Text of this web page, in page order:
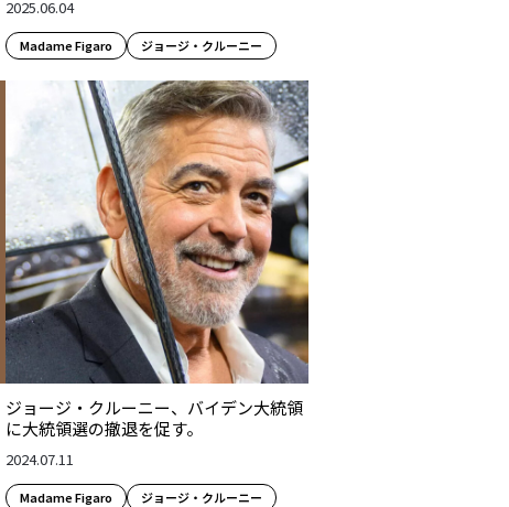
2025.06.04
Madame Figaro ジョージ・クルーニー
ジョージ・クルーニー、バイデン大統領
に大統領選の撤退を促す。
2024.07.11
Madame Figaro ジョージ・クルーニー